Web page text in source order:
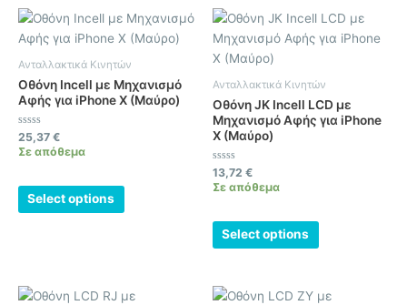
Ανταλλακτικά Κινητών
Οθόνη Incell με Μηχανισμό
Αφής για iPhone X (Μαύρο)
Βαθμολογήθηκε
με
0
25,37 €
Σε απόθεμα
Select options
Ανταλλακτικά Κινητών
Οθόνη JK Incell LCD με
Μηχανισμό Αφής για iPhone
X (Μαύρο)
Βαθμολογήθηκε
με
0
13,72 €
Σε απόθεμα
Select options